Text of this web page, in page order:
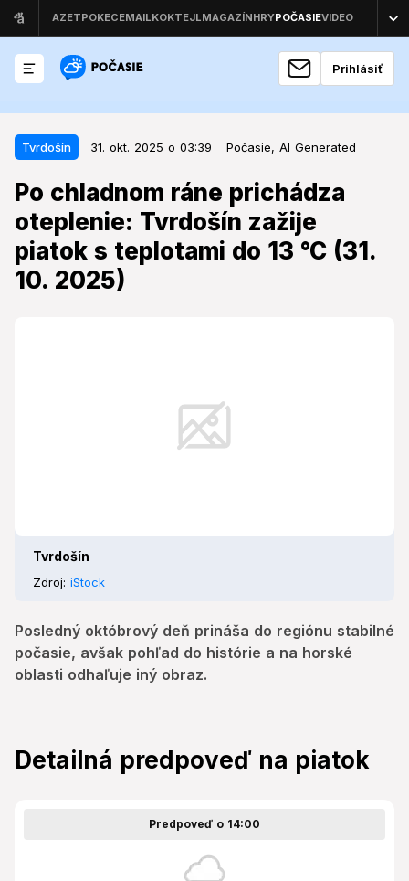
Prihlásiť
Tvrdošín 31. okt. 2025 o 03:39 Počasie, AI Generated
Po chladnom ráne prichádza
oteplenie: Tvrdošín zažije
piatok s teplotami do 13 °C (31.
10. 2025)
Tvrdošín
Zdroj: iStock
Posledný októbrový deň prináša do regiónu stabilné
počasie, avšak pohľad do histórie a na horské
oblasti odhaľuje iný obraz.
Tvrdošín 31. okt. 2025 o 03:39
Po chladnom ráne prichádza
oteplenie: Tvrdošín zažije piatok s
teplotami do 13 °C (31. 10. 2025)
Posledný októbrový deň prináša do regiónu stabilné
počasie, avšak pohľad do histórie a na horské oblasti
Detailná predpoveď na piatok
Predpoveď o 14:00